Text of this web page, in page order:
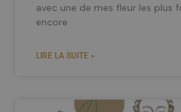
avec une de mes fleur les plus
encore
LIRE LA SUITE »